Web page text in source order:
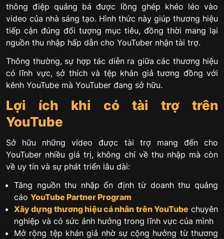
thông điệp quảng bá được lồng ghép khéo léo vào
video của nhà sáng tạo. Hình thức này giúp thương hiệu
tiếp cận đúng đối tượng mục tiêu, đồng thời mang lại
nguồn thu nhập hấp dẫn cho YouTuber nhận tài trợ.
Thông thường, sự hợp tác diễn ra giữa các thương hiệu
có lĩnh vực, sở thích và tệp khán giả tương đồng với
kênh YouTube mà YouTuber đang sở hữu.
Lợi ích khi có tài trợ trên
YouTube
Sở hữu những video được tài trợ mang đến cho
YouTuber nhiều giá trị, không chỉ về thu nhập mà còn
về uy tín và sự phát triển lâu dài:
Tăng nguồn thu nhập ổn định từ doanh thu quảng
cáo YouTube Partner Program
Xây dựng thương hiệu cá nhân trên YouTube chuyên
nghiệp và có sức ảnh hưởng trong lĩnh vực của mình
Mở rộng tệp khán giả nhờ sự cộng hưởng từ thương